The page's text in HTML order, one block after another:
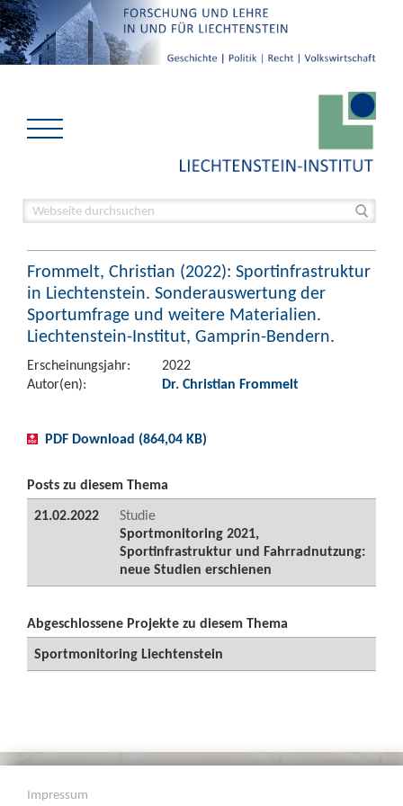
Frommelt, Christian (2022): Sportinfrastruktur
in Liechtenstein. Sonderauswertung der
Sportumfrage und weitere Materialien.
Liechtenstein-Institut, Gamprin-Bendern.
Erscheinungsjahr:
2022
Autor(en):
Dr. Christian Frommelt
PDF Download (864,04 KB)
Posts zu diesem Thema
21.02.2022
Studie
Sportmonitoring 2021,
Sportinfrastruktur und Fahrradnutzung:
neue Studien erschienen
Abgeschlossene Projekte zu diesem Thema
Sportmonitoring Liechtenstein
Impressum